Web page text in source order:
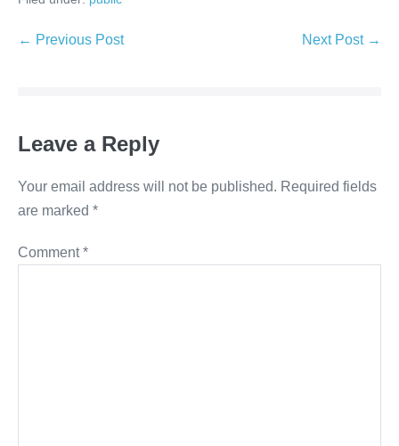
Post
← Previous Post Next Post →
Leave a Reply
Your email address will not be published. Required fields
are marked *
Comment*